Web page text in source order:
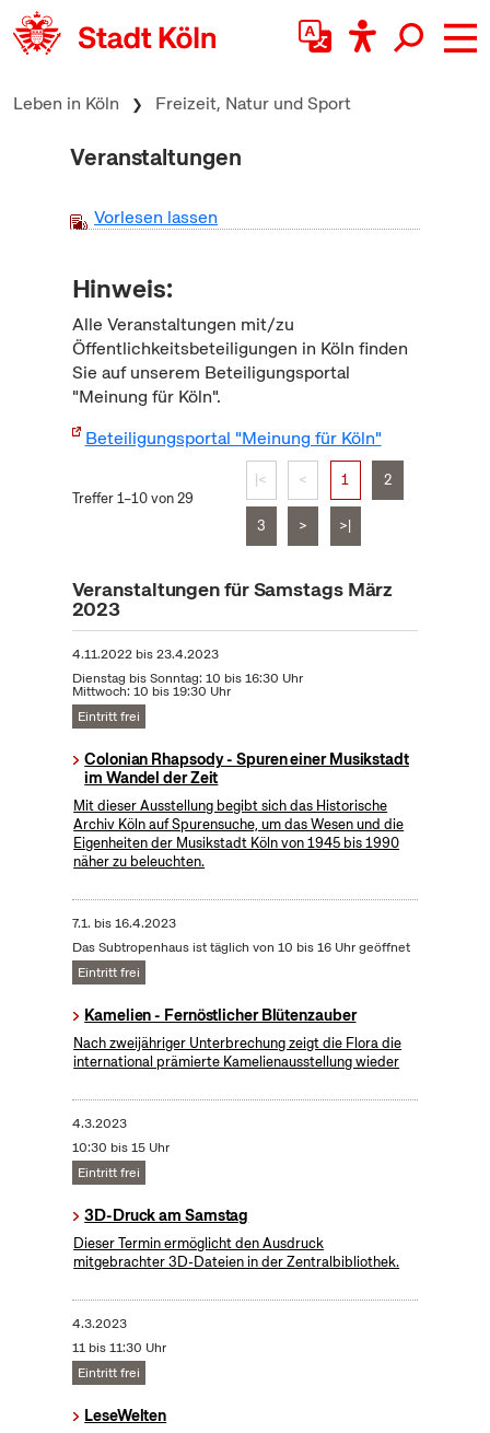
zum Inhalt springen
Leben in Köln Freizeit, Natur und Sport
Veranstaltungen
Vorlesen lassen
Hinweis:
Alle Veranstaltungen mit/zu
Öffentlichkeitsbeteiligungen in Köln finden
Sie auf unserem Beteiligungsportal
"Meinung für Köln".
Beteiligungsportal "Meinung für Köln"
Treffer 1–10 von 29
|< < 1 2
3 > >|
Veranstaltungen für Samstags März
2023
4.11.2022bis23.4.2023
Dienstag bis Sonntag: 10 bis 16:30 Uhr
Mittwoch: 10 bis 19:30 Uhr
Eintritt frei
Colonian Rhapsody - Spuren einer Musikstadt
im Wandel der Zeit
Mit dieser Ausstellung begibt sich das Historische
Archiv Köln auf Spurensuche, um das Wesen und die
Eigenheiten der Musikstadt Köln von 1945 bis 1990
näher zu beleuchten.
7.1. bis16.4.2023
Das Subtropenhaus ist täglich von 10 bis 16 Uhr geöffnet
Eintritt frei
Kamelien - Fernöstlicher Blütenzauber
Nach zweijähriger Unterbrechung zeigt die Flora die
international prämierte Kamelienausstellung wieder
4.3.2023
10:30 bis 15 Uhr
Eintritt frei
3D-Druck am Samstag
Dieser Termin ermöglicht den Ausdruck
mitgebrachter 3D-Dateien in der Zentralbibliothek.
4.3.2023
11 bis 11:30 Uhr
Eintritt frei
LeseWelten